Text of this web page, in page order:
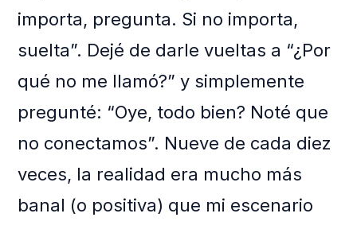
importa, pregunta. Si no importa,
suelta”. Dejé de darle vueltas a “¿Por
qué no me llamó?” y simplemente
pregunté: “Oye, todo bien? Noté que
no conectamos”. Nueve de cada diez
veces, la realidad era mucho más
banal (o positiva) que mi escenario